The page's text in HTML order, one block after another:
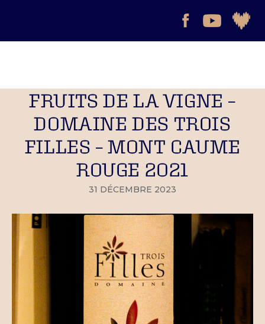
FRUITS DE LA VIGNE –
DOMAINE DES TROIS
FILLES – MONT CAUME
ROUGE 2021
31 DÉCEMBRE 2023